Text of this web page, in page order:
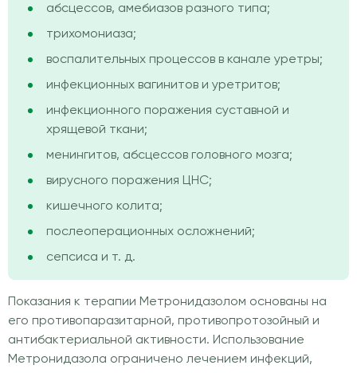
абсцессов, амебиазов разного типа;
трихомониаза;
воспалительных процессов в канале уретры;
инфекционных вагинитов и уретритов;
инфекционного поражения суставной и
хрящевой ткани;
менингитов, абсцессов головного мозга;
вирусного поражения ЦНС;
кишечного колита;
послеоперационных осложнений;
сепсиса и т. д.
Показания к терапии Метронидазолом основаны на
его противопаразитарной, противопротозойный и
антибактериальной активности. Использование
Метронидазола ограничено лечением инфекций,